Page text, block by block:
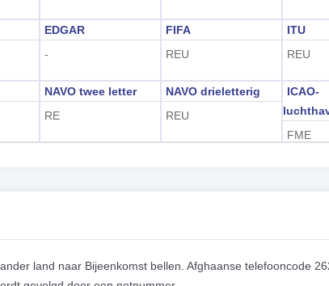
EDGAR
-
FIFA
REU
ITU
REU
NAVO twee letter
RE
NAVO drieletterig
REU
ICAO-
FME
land naar Bijeenkomst bellen. Afghaanse telefooncode